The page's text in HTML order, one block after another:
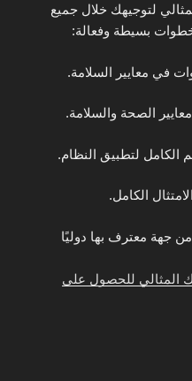
لتوجيهك خلال جميع
بسيطة وفعالة:
في معايير السلامة.
الصحة والسلامة.
الكامل لتطبيق النظام.
الكامل.
من جهة معترف بها دوليًا
المثالي للحصول على